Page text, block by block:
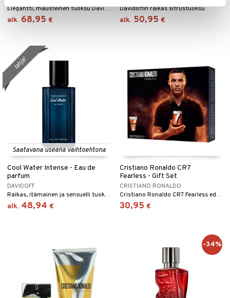
Elegantti, mausteinen tuoksu Davidoffilta.
alk. 68,95 €
Davidoffin raikas sitrustuoksu
alk. 50,95 €
Saatavana useana vaihtoehtona
Cool Water Intense - Eau de
parfum
DAVIDOFF
Raikas, itämainen ja sensuelli tuoksu Davidoffilta.
alk. 48,94 €
lahja!
Cristiano Ronaldo CR7
Fearless - Gift Set
CRISTIANO RONALDO
Cristiano Ronaldo CR7 Fearless edt 30ml + suihkugeeli 150ml
30,95 €
-34%